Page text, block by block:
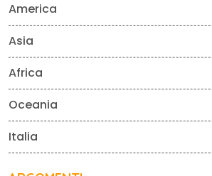
America
Asia
Africa
Oceania
Italia